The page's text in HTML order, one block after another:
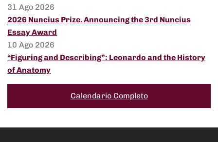
31 Ago 2026
2026 Nuncius Prize. Announcing the 3rd Nuncius
Essay Award
10 Ago 2026
“Figuring and Describing”: Leonardo and the History
of Anatomy
Calendario Completo